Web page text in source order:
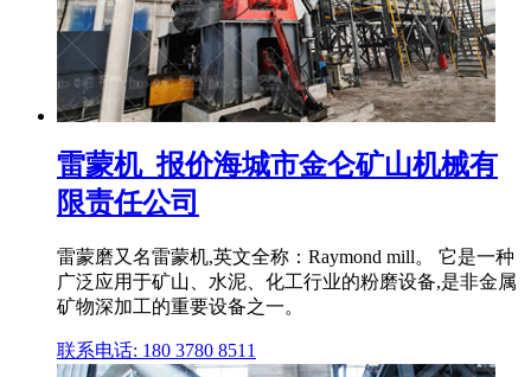
雷蒙机_报价海城市金仑矿山机械有
限责任公司
雷蒙磨又名雷蒙机,英文全称：Raymond mill。 它是一种
广泛应用于矿山、水泥、化工行业的粉磨设备,是非金属
矿物深加工的重要设备之一。
联系电话: 180 3780 8511